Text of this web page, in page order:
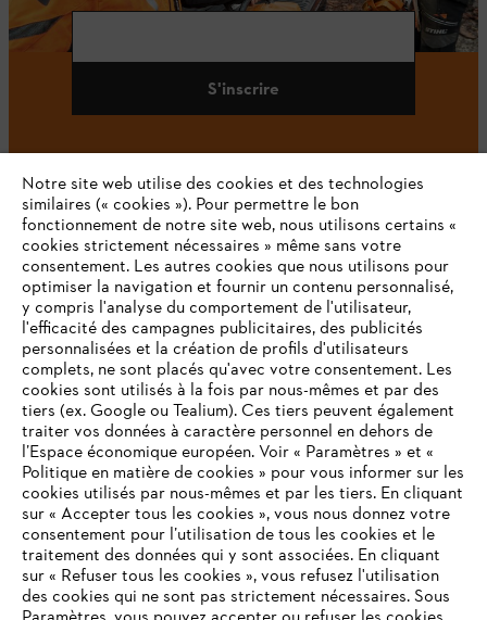
S'inscrire
#STIHL
L'Entreprise
STIHL FAQ
Contact
VOTRE NAVIGATEUR INTERNET
N'EST PLUS PRIS EN CHARGE
Notre site web utilise des cookies et des technologies
similaires (« cookies »). Pour permettre le bon
fonctionnement de notre site web, nous utilisons certains «
cookies strictement nécessaires » même sans votre
consentement. Les autres cookies que nous utilisons pour
optimiser la navigation et fournir un contenu personnalisé,
y compris l'analyse du comportement de l'utilisateur,
l'efficacité des campagnes publicitaires, des publicités
personnalisées et la création de profils d'utilisateurs
complets, ne sont placés qu'avec votre consentement. Les
cookies sont utilisés à la fois par nous-mêmes et par des
tiers (ex. Google ou Tealium). Ces tiers peuvent également
traiter vos données à caractère personnel en dehors de
l’Espace économique européen. Voir « Paramètres » et «
Politique en matière de cookies » pour vous informer sur les
cookies utilisés par nous-mêmes et par les tiers. En cliquant
sur « Accepter tous les cookies », vous nous donnez votre
consentement pour l’utilisation de tous les cookies et le
traitement des données qui y sont associées. En cliquant
sur « Refuser tous les cookies », vous refusez l'utilisation
des cookies qui ne sont pas strictement nécessaires. Sous